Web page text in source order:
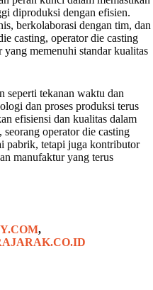
diproduksi dengan efisien.
berkolaborasi dengan tim, dan
casting, operator die casting
memenuhi standar kualitas
seperti tekanan waktu dan
dan proses produksi terus
efisiensi dan kualitas dalam
operator die casting
pabrik, tetapi juga kontributor
manufaktur yang terus
,